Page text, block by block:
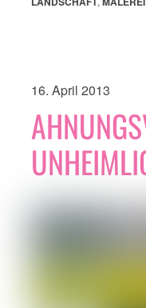
16. April 2013